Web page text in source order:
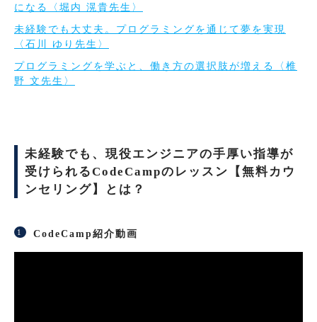
になる〈堀内 滉貴先生〉
未経験でも大丈夫。プログラミングを通じて夢を実現
〈石川 ゆり先生〉
プログラミングを学ぶと、働き方の選択肢が増える〈椎
野 文先生〉
未経験でも、現役エンジニアの手厚い指導が
受けられるCodeCampのレッスン【無料カウ
ンセリング】とは？
CodeCamp紹介動画